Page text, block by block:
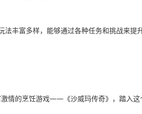
丰富多样，能够通过各种任务和挑战来提
情的烹饪游戏——《沙威玛传奇》，踏入这